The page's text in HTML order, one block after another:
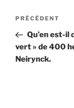
Navigation
l’article
Article
précédent
PRÉCÉDENT
Qu’en est-il
vert » de 400
Neirynck.